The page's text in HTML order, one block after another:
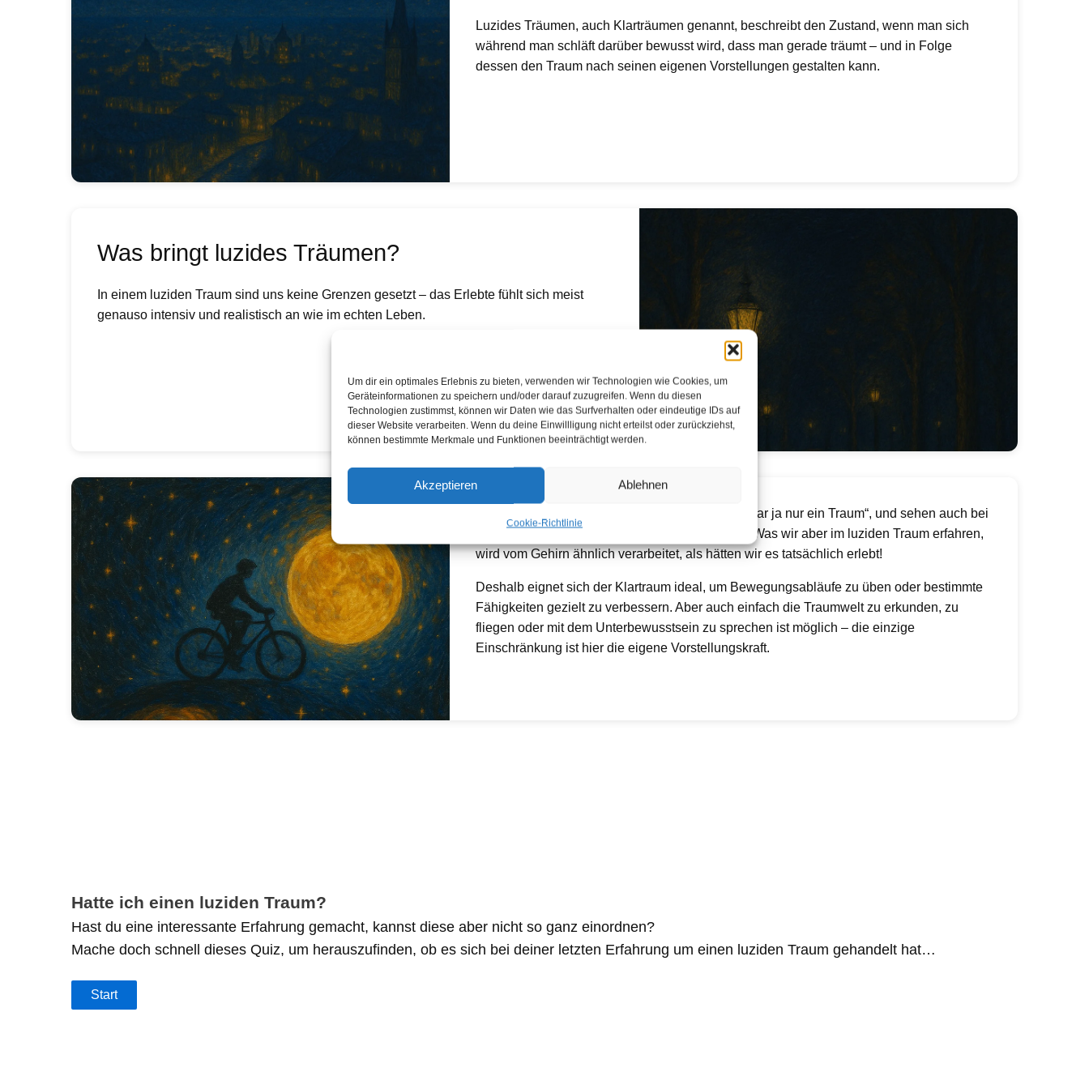
Um dir ein optimales Erlebnis zu bieten, verwenden wir Technologien wie Cookies, um
Geräteinformationen zu speichern und/oder darauf zuzugreifen. Wenn du diesen
Technologien zustimmst, können wir Daten wie das Surfverhalten oder eindeutige IDs auf
dieser Website verarbeiten. Wenn du deine Einwillligung nicht erteilst oder zurückziehst,
können bestimmte Merkmale und Funktionen beeinträchtigt werden.
Akzeptieren Ablehnen
Cookie-Richtlinie
Luzides Träumen, auch Klarträumen genannt, beschreibt den Zustand, wenn man sich
während man schläft darüber bewusst wird, dass man gerade träumt – und in Folge
dessen den Traum nach seinen eigenen Vorstellungen gestalten kann.
Was bringt luzides Träumen?
In einem luziden Traum sind uns keine Grenzen gesetzt – das Erlebte fühlt sich meist
genauso intensiv und realistisch an wie im echten Leben.
Viele Menschen denken nach dem Motto: „Das war ja nur ein Traum“, und sehen auch bei
luziden Träumen keinen echten Realitätsbezug. Was wir aber im luziden Traum erfahren,
wird vom Gehirn ähnlich verarbeitet, als hätten wir es tatsächlich erlebt!
Deshalb eignet sich der Klartraum ideal, um Bewegungsabläufe zu üben oder bestimmte
Fähigkeiten gezielt zu verbessern. Aber auch einfach die Traumwelt zu erkunden, zu
fliegen oder mit dem Unterbewusstsein zu sprechen ist möglich – die einzige
Einschränkung ist hier die eigene Vorstellungskraft.
Hatte ich einen luziden Traum?
Hast du eine interessante Erfahrung gemacht, kannst diese aber nicht so ganz einordnen?
Mache doch schnell dieses Quiz, um herauszufinden, ob es sich bei deiner letzten Erfahrung um einen luziden Traum gehandelt hat…
Start